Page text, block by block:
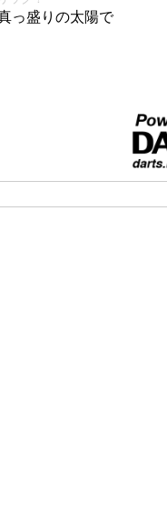
っ盛りの太陽で